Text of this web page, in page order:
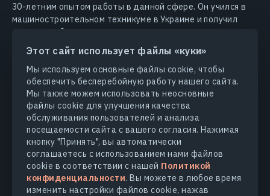
Этот сайт использует файлы «куки»
Мы используем основные файлы cookie, чтобы
обеспечить бесперебойную работу нашего сайта.
Мы также можем использовать неосновные
файлы cookie для улучшения качества
обслуживания пользователей и анализа
посещаемости сайта с вашего согласия. Нажимая
кнопку "Принять", вы автоматически
соглашаетесь с использованием нами файлов
cookie в соответствии с нашей Политикой
конфиденциальности. Вы можете в любое время
изменить настройки файлов cookie, нажав
30-летним опытом работы в данной сфере. Он учился в
машиностроительном техникуме в Украине и получил
степень в области агрохимии, агрономии и почвоведения
в Черновицком национальном университете. С 2018 года
доктор Черлинка консультирует EOSDA по проблемам
почвоведения, агрономии и агрохимии.
Предыдущая статья